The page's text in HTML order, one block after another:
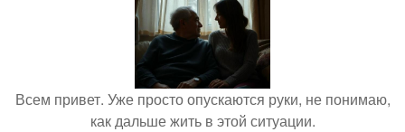
Всем привет. Уже просто опускаются руки, не понимаю,
как дальше жить в этой ситуации.